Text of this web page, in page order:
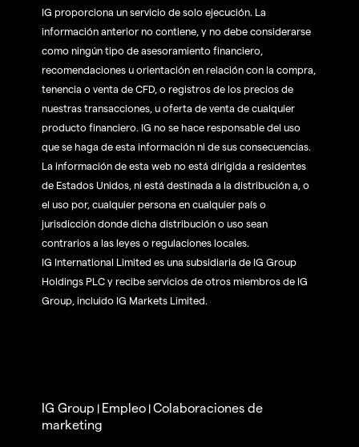
IG proporciona un servicio de solo ejecución. La
información anterior no contiene, y no debe considerarse
como ningún tipo de asesoramiento financiero,
recomendaciones u orientación en relación con la compra,
tenencia o venta de CFD, o registros de los precios de
nuestras transacciones, u oferta de venta de cualquier
producto financiero. IG no se hace responsable del uso
que se haga de esta información ni de sus consecuencias.
La información de esta web no está dirigida a residentes
de Estados Unidos, ni está destinada a la distribución a, o
el uso por, cualquier persona en cualquier país o
jurisdicción donde dicha distribución o uso sean
contrarios a las leyes o regulaciones locales.
IG International Limited es una subsidiaria de IG Group
Holdings PLC y recibe servicios de otros miembros de IG
Group, incluido IG Markets Limited.
IG Group | Empleo |Colaboraciones de
marketing